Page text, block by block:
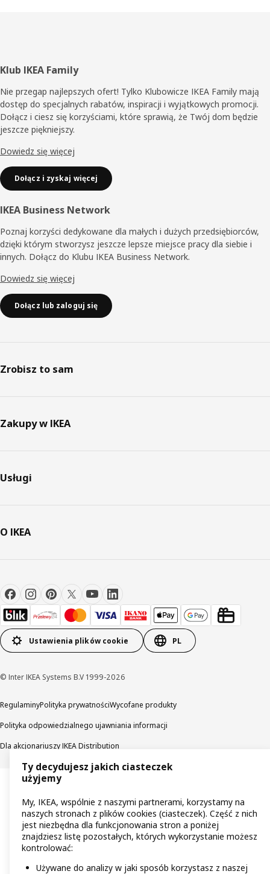
Stopka
Klub IKEA Family
Nie przegap najlepszych ofert! Tylko Klubowicze IKEA Family mają
dostęp do specjalnych rabatów, inspiracji i wyjątkowych promocji.
Dołącz i ciesz się korzyściami, które sprawią, że Twój dom będzie
jeszcze piękniejszy.
Dowiedz się więcej
Dołącz i zyskaj więcej
IKEA Business Network
Poznaj korzyści dedykowane dla małych i dużych przedsiębiorców,
dzięki którym stworzysz jeszcze lepsze miejsce pracy dla siebie i
innych. Dołącz do Klubu IKEA Business Network.
Dowiedz się więcej
Dołącz lub zaloguj się
Zrobisz to sam
Zakupy w IKEA
Usługi
O IKEA
Ustawienia plików cookie PL
© Inter IKEA Systems B.V 1999-2026
RegulaminyPolityka prywatnościWycofane produkty
Polityka odpowiedzialnego ujawniania informacji
Dla akcjonariuszy IKEA Distribution
Ty decydujesz jakich ciasteczek
użyjemy
My, IKEA, wspólnie z naszymi partnerami, korzystamy na
naszych stronach z plików cookies (ciasteczek). Część z nich
jest niezbędna dla funkcjonowania stron a poniżej
znajdziesz listę pozostałych, których wykorzystanie możesz
kontrolować:
Używane do analizy w jaki sposób korzystasz z naszej